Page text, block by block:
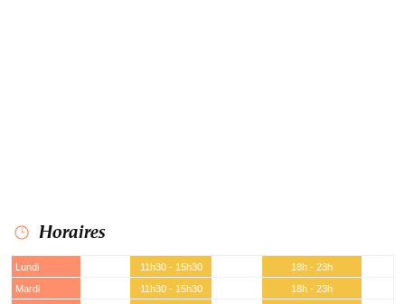
Horaires
Lundi 11h30 - 15h30
18h - 23h
Mardi
11h30 - 15h30
18h - 23h